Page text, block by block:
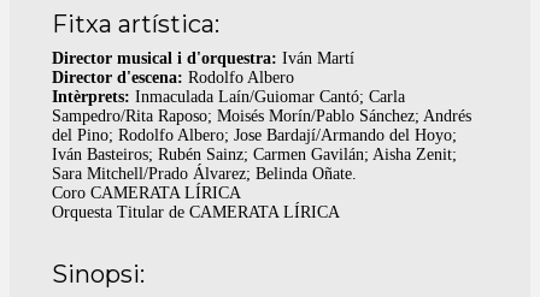
Fitxa artística:
Director musical i d'orquestra:Iván Martí
Director d'escena:Rodolfo Albero
Intèrprets: Inmaculada Laín/Guiomar Cantó; Carla
Sampedro/Rita Raposo; Moisés Morín/Pablo Sánchez; Andrés
del Pino; Rodolfo Albero; Jose Bardají/Armando del Hoyo;
Iván Basteiros; Rubén Sainz; Carmen Gavilán; Aisha Zenit;
Sara Mitchell/Prado Álvarez; Belinda Oñate.
Coro CAMERATA LÍRICA
Orquesta Titular de CAMERATA LÍRICA
Sinopsi: